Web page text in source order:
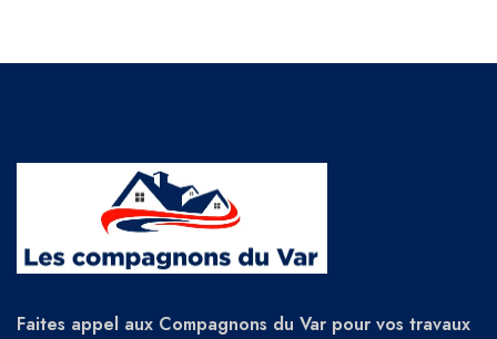
Faites appel aux Compagnons du Var pour vos travaux